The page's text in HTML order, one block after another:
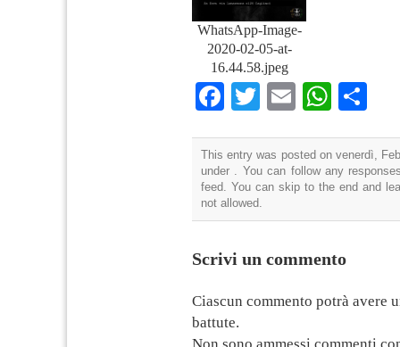
WhatsApp-Image-
2020-02-05-at-
16.44.58.jpeg
Facebook
TwitterEmail
This entry was posted on venerdì,
under . You can follow any
feed. You can skip to the end and
not allowed.
Scrivi un commento
Ciascun commento potrà avere
battute.